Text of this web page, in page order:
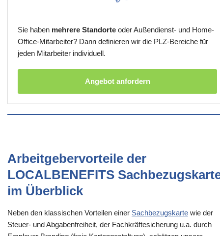
Sie haben mehrere Standorte oder Außendienst- und Home-
Office-Mitarbeiter? Dann definieren wir die PLZ-Bereiche für
jeden Mitarbeiter individuell.
Angebot anfordern
Arbeitgebervorteile der
LOCALBENEFITS
im Überblick
Neben den klassischen Vorteilen einer Sachbezugskarte wie der
Steuer- und Abgabenfreiheit, der Fachkräftesicherung u.a. durch